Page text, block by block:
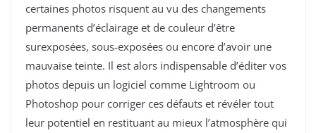
certaines photos risquent au vu des changements
permanents d’éclairage et de couleur d’être
surexposées, sous-exposées ou encore d’avoir une
mauvaise teinte. Il est alors indispensable d’éditer vos
photos depuis un logiciel comme Lightroom ou
Photoshop pour corriger ces défauts et révéler tout
leur potentiel en restituant au mieux l’atmosphère qui